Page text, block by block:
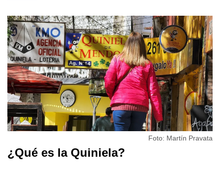
Foto: Martín Pravata
¿Qué es la Quiniela?